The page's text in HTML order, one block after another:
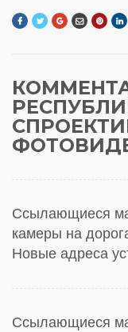
Ссылающиеся
камеры на
Новые адреса
Ссылающиеся